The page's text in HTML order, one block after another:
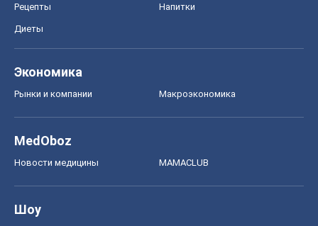
Рецепты Напитки
Диеты
Экономика
Рынки и компании Mакроэкономика
MedOboz
Новости медицины MAMACLUB
Шоу